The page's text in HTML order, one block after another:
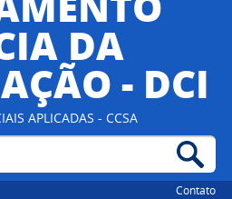
Participe
Acesso à informação
Legislação
Canais
DA
- DCI
APLICADAS - CCSA
Contato